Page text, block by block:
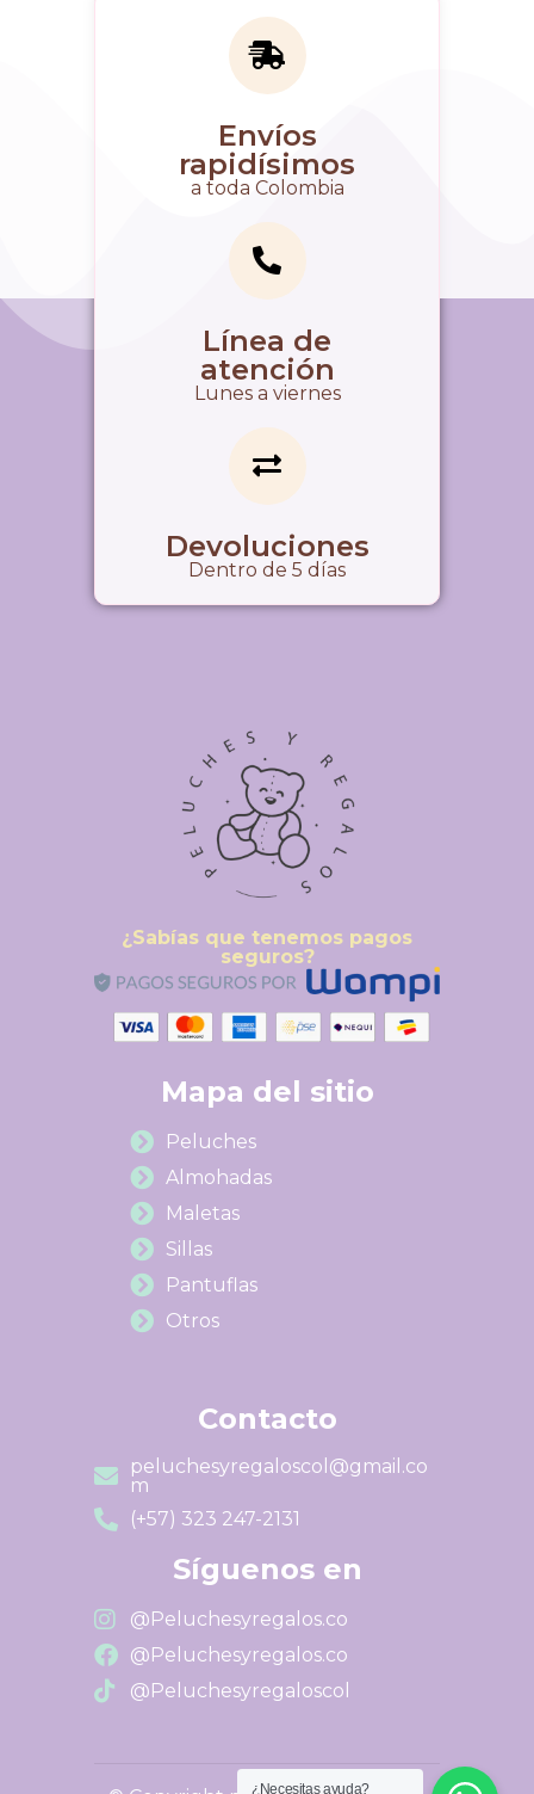
Envíos
rapidísimos
a toda Colombia
Línea de
atención
Lunes a viernes
Devoluciones
Dentro de 5 días
¿Sabías que tenemos pagos
seguros?
Mapa del sitio
Peluches
Almohadas
Maletas
Sillas
Pantuflas
Otros
Contacto
peluchesyregaloscol@gmail.co
m
(+57) 323 247-2131
Síguenos en
@Peluchesyregalos.co
@Peluchesyregalos.co
@Peluchesyregaloscol
¿Necesitas ayuda?